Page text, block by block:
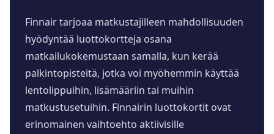
Finnair tarjoaa matkustajilleen mahdollisuuden
hyödyntää luottokortteja osana
matkailukokemustaan samalla, kun kerää
palkintopisteitä, jotka voi myöhemmin käyttää
lentolippuihin, lisämääriin tai muihin
matkustusetuihin. Finnairin luottokortit ovat
erinomainen vaihtoehto aktiivisille